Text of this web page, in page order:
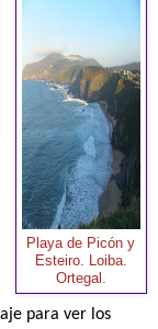
Playa de Picón y
Esteiro. Loiba.
Ortegal.
para ver los